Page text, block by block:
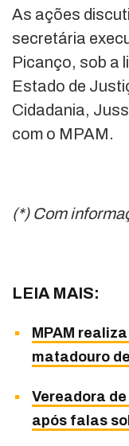
As ações
secretária
Picanço, sob a
Estado de
Cidadania,
com o MPAM.
(*) Com
LEIA MAIS:
MPAM
matadouro
Vereadora de
após falas